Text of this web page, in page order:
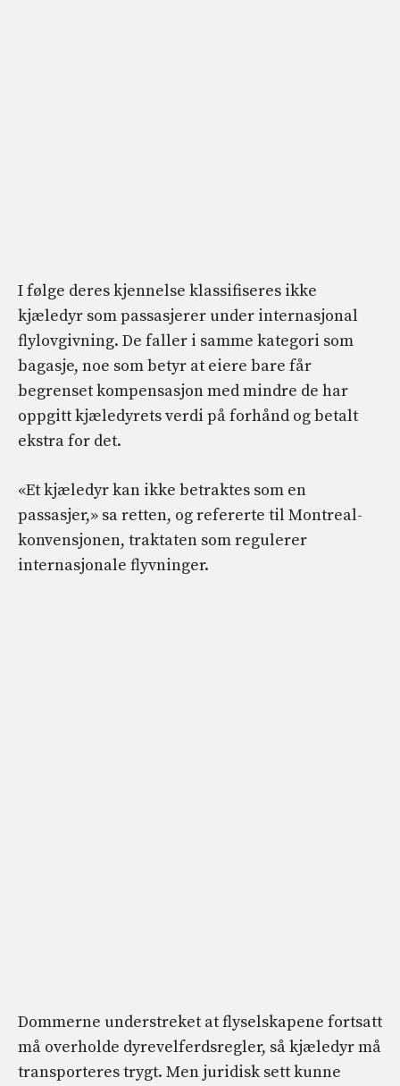
I følge deres kjennelse klassifiseres ikke
kjæledyr som passasjerer under internasjonal
flylovgivning. De faller i samme kategori som
bagasje, noe som betyr at eiere bare får
begrenset kompensasjon med mindre de har
oppgitt kjæledyrets verdi på forhånd og betalt
ekstra for det.
«Et kjæledyr kan ikke betraktes som en
passasjer,» sa retten, og refererte til Montreal-
konvensjonen, traktaten som regulerer
internasjonale flyvninger.
Dommerne understreket at flyselskapene fortsatt
må overholde dyrevelferdsregler, så kjæledyr må
transporteres trygt. Men juridisk sett kunne